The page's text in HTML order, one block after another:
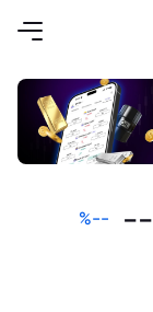
--
--
%